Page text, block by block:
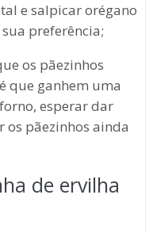
e salpicar orégano
preferência;
os pãezinhos
que ganhem uma
esperar dar
os pãezinhos ainda
de ervilha